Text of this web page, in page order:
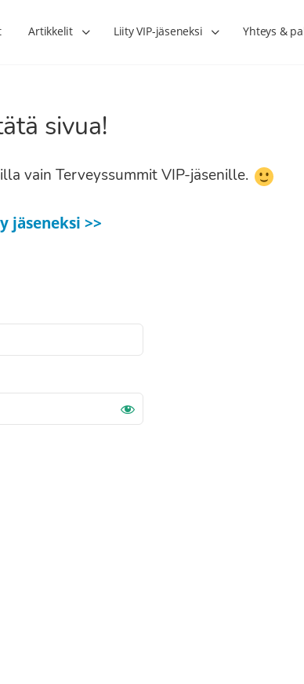
Artikkelit Liity VIP-jäseneksi Yhteys &
sivua!
vain Terveyssummit VIP-jäsenille.
jäseneksi >>